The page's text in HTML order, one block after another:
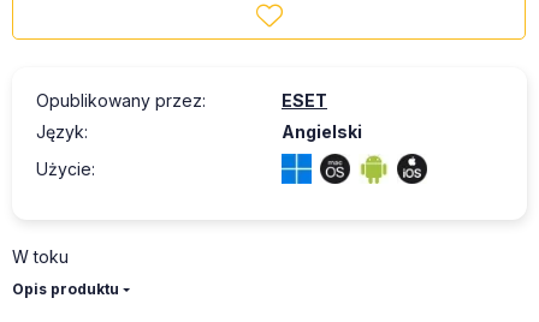
Opublikowany przez:
ESET
Język:
Angielski
Użycie:
W toku
Opis produktu